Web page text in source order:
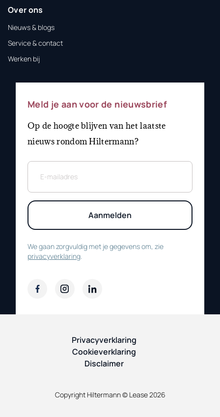
Over ons
Nieuws & blogs
Service & contact
Werken bij
Meld je aan voor de nieuwsbrief
Op de hoogte blijven van het laatste
nieuws rondom Hiltermann?
Aanmelden
We gaan zorgvuldig met je gegevens om, zie
privacyverklaring.
Privacyverklaring
Cookieverklaring
Disclaimer
Copyright Hiltermann © Lease2026